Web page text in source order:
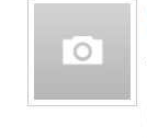
Caras-Severin